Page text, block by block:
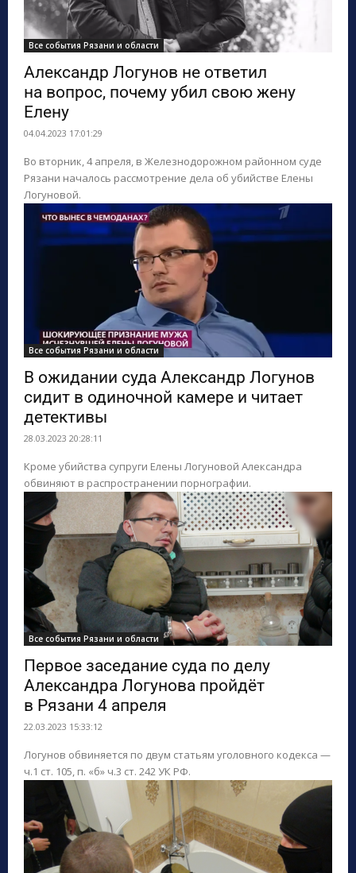
Все события Рязани и области
Александр Логунов не ответил
на вопрос, почему убил свою жену
Елену
04.04.2023 17:01:29
Во вторник, 4 апреля, в Железнодорожном районном суде
Рязани началось рассмотрение дела об убийстве Елены
Логуновой.
Все события Рязани и области
В ожидании суда Александр Логунов
сидит в одиночной камере и читает
детективы
28.03.2023 20:28:11
Кроме убийства супруги Елены Логуновой Александра
обвиняют в распространении порнографии.
Все события Рязани и области
Первое заседание суда по делу
Александра Логунова пройдёт
в Рязани 4 апреля
22.03.2023 15:33:12
Логунов обвиняется по двум статьям уголовного кодекса —
ч.1 ст. 105, п. «б» ч.3 ст. 242 УК РФ.